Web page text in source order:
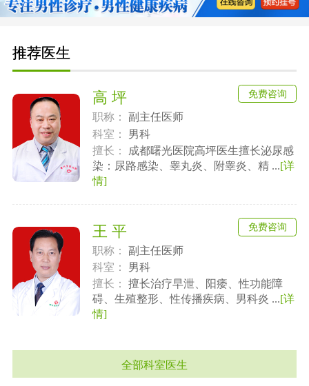
推荐医生
高 坪
职称：
副主任医师
科室：
男科
擅长：
成都曙光医院高坪医生擅长泌尿感
染：尿路感染、睾丸炎、附睾炎、精 ...[详
情]
免费咨询
王 平
职称：
副主任医师
科室：
男科
擅长：
擅长治疗早泄、阳痿、性功能障
碍、生殖整形、性传播疾病、男科炎 ...[详
情]
免费咨询
全部科室医生